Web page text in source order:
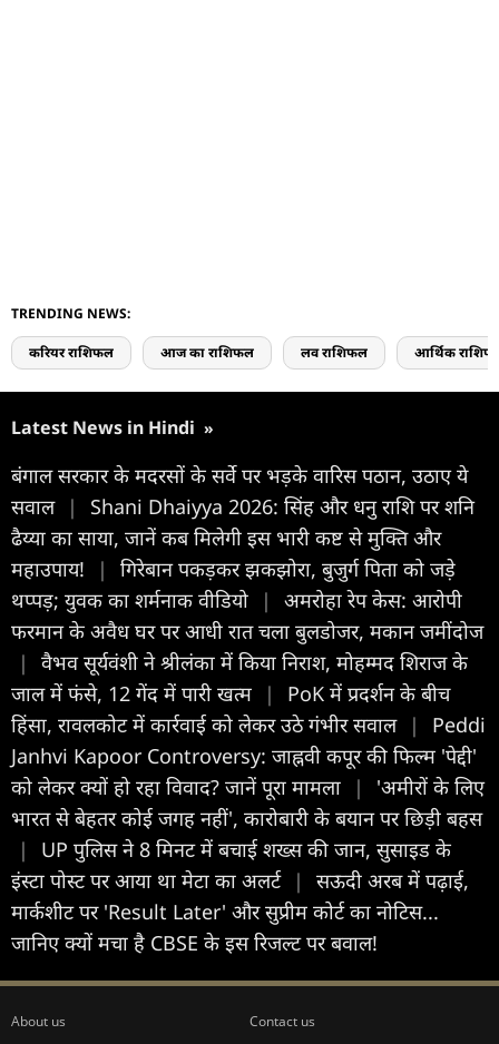
TRENDING NEWS:
करियर राशिफल आज का राशिफल लव राशिफल आर्थिक
Latest News in Hindi »
बंगाल सरकार के मदरसों के सर्वे पर भड़के वारिस पठान, उठाए ये
सवाल |
Shani Dhaiyya 2026: सिंह और धनु राशि पर शनि
ढैय्या का साया, जानें कब मिलेगी इस भारी कष्ट से मुक्ति और
महाउपाय!
|
गिरेबान पकड़कर झकझोरा, बुजुर्ग पिता को जड़े
थप्पड़; युवक का शर्मनाक वीडियो
|
अमरोहा रेप केस: आरोपी
फरमान के अवैध घर पर आधी रात चला बुलडोजर, मकान जमींदोज
|
वैभव सूर्यवंशी ने श्रीलंका में किया न‍िराश, मोहम्मद शिराज के
जाल में फंसे, 12 गेंद में पारी खत्म
|
PoK में प्रदर्शन के बीच
हिंसा, रावलकोट में कार्रवाई को लेकर उठे गंभीर सवाल |
Peddi
Janhvi Kapoor Controversy: जाह्नवी कपूर की फिल्म 'पेद्दी'
को लेकर क्यों हो रहा विवाद? जानें पूरा मामला
|
'अमीरों के लिए
भारत से बेहतर कोई जगह नहीं', कारोबारी के बयान पर छिड़ी बहस
|
UP पुलिस ने 8 मिनट में बचाई शख्स की जान, सुसाइड के
इंस्टा पोस्ट पर आया था मेटा का अलर्ट |
सऊदी अरब में पढ़ाई,
मार्कशीट पर 'Result Later' और सुप्रीम कोर्ट का नोटिस...
जानिए क्यों मचा है CBSE के इस रिजल्ट पर बवाल!
About us Contact us